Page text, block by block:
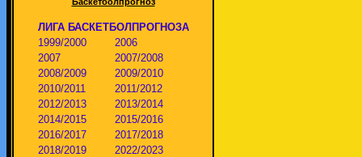
ЛИГА БАСКЕТБОЛПРОГНОЗА
1999/2000
2006
2007
2007/2008
2008/2009
2009/2010
2010/2011
2011/2012
2012/2013
2013/2014
2014/2015
2015/2016
2016/2017
2017/2018
2018/2019
2022/2023